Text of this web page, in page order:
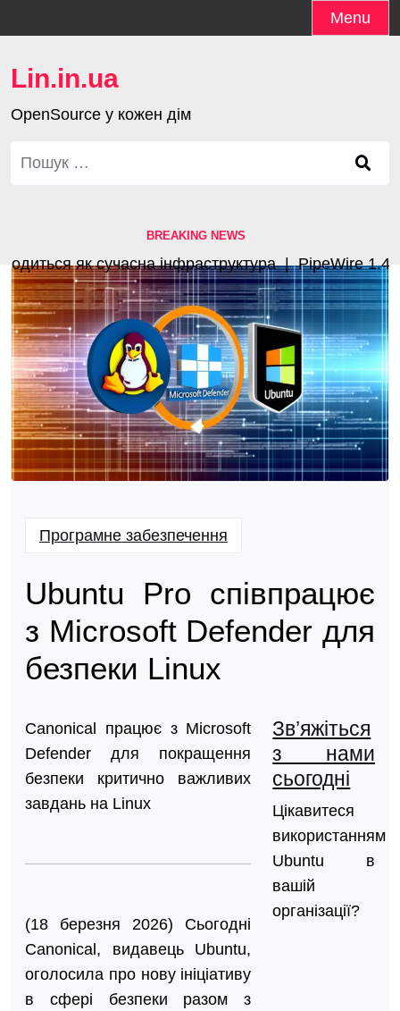
to
Menu
Lin.in.ua
OpenSource у кожен дім
Пошук:
BREAKING NEWS
як сучасна інфраструктура |PipeWire 1.4.3 з
Програмне забезпечення
Ubuntu Pro співпрацює
з Microsoft Defender для
безпеки Linux
Canonical працює з Microsoft
Defender для покращення
безпеки критично важливих
завдань на Linux
(18 березня 2026) Сьогодні
Canonical, видавець Ubuntu,
оголосила про нову ініціативу
в сфері безпеки разом з
Зв’яжіться
з нами
сьогодні
Цікавитеся
використанням
Ubuntu в
вашій
організації?